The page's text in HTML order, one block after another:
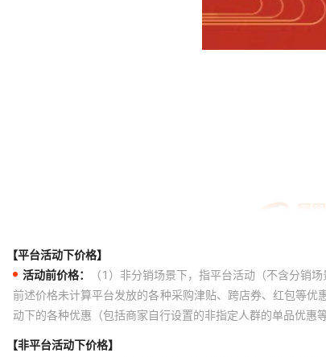
【平台活动下价格】
活动前价格：
（1）非分销场景下，指平台活动（不含分销
前述价格未计算平台发放的各种采购津贴、跨店券、红包等
动下的各种优惠（包括商家自行设置的非指定人群的单品优惠
【非平台活动下价格】